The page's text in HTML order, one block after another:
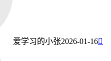
爱学习的小张2026-01-16